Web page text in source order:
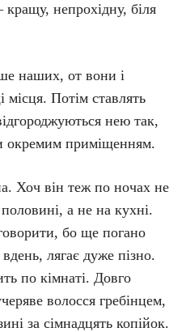
кращу, непрохідну, біля
наших, от вони і
місця. Потім ставлять
нею так,
окремим приміщенням.
Хоч він теж по ночах не
а не на кухні.
бо ще погано
лягає дуже пізно.
по кімнаті. Довго
волосся гребінцем,
за сімнадцять копійок.